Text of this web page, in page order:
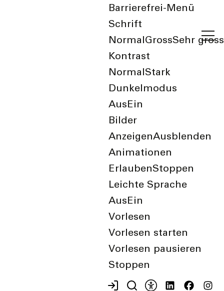
Barrierefrei-Menü
Schrift
Normal GrossSehr gross
Kontrast
Normal Stark
Dunkelmodus
Aus Ein
Bilder
AnzeigenAusblenden
Animationen
ErlaubenStoppen
Leichte Sprache
Aus Ein
Vorlesen
Vorlesen starten
Vorlesen pausieren
Stoppen
Aktuelles & Anlässe